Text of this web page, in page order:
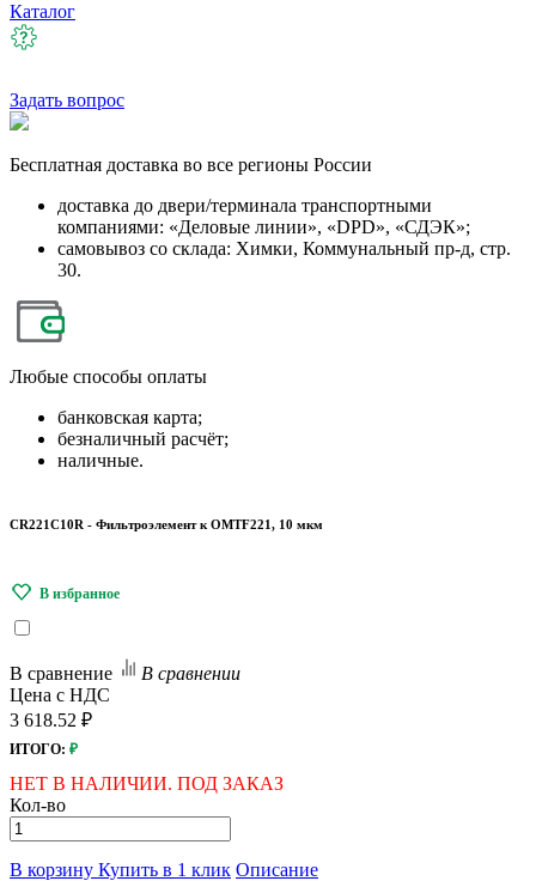
Каталог
Задать вопрос
Бесплатная доставка во все регионы России
доставка до двери/терминала транспортными
компаниями: «Деловые линии», «DPD», «СДЭК»;
самовывоз со склада: Химки, Коммунальный пр-д, стр.
30.
Любые способы оплаты
банковская карта;
безналичный расчёт;
наличные.
CR221C10R - Фильтроэлемент к OMTF221, 10 мкм
В сравнение
В сравнении
Цена с НДС
3 618.52 ₽
ИТОГО: ₽
НЕТ В НАЛИЧИИ. ПОД ЗАКАЗ
Кол-во
В корзину Купить в 1 клик Описание